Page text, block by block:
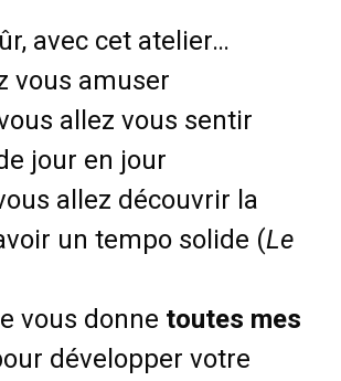
avec cet atelier…
vous amuser
allez vous sentir
jour en jour
allez découvrir la
un tempo solide (Le
vous donne toutes mes
développer votre